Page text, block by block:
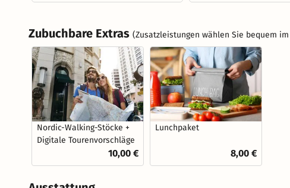
Zubuchbare Extras (Zusatzleistungen wählen Sie bequem
Nordic-Walking-Stöcke +
Digitale Tourenvorschläge
10,00 €
Lunchpaket
8,00 €